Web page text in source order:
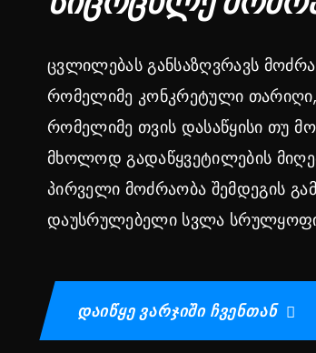
ცვლილებას განსაზღვრავს
რომელიმე კონკრეტული
რომელიმე თვის დასაწყისი თუ
მხოლოდ გადაწყვეტილების
პირველი მოძრაობა შემდეგის
დაუსრულებელი სვლა
Დაიწყე Ვარჯიში Ჩვენთან